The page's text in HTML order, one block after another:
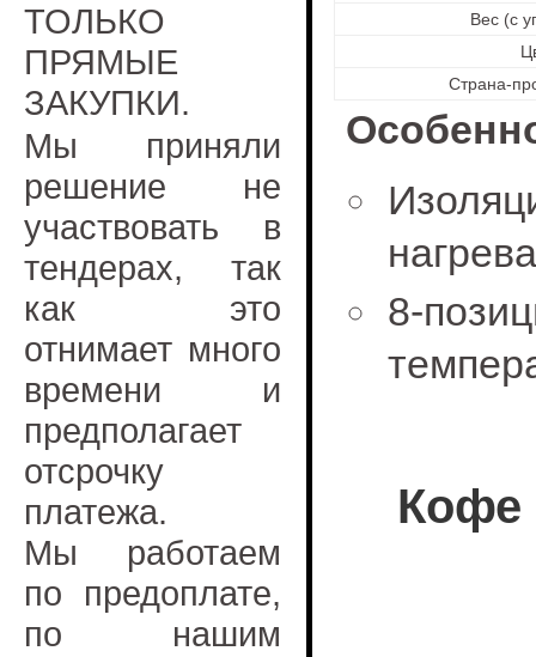
ТОЛЬКО
ПРЯМЫЕ
ЗАКУПКИ.
Мы приняли
решение не
участвовать в
тендерах, так
как это
отнимает много
времени и
предполагает
отсрочку
платежа.
Мы работаем
по предоплате,
по нашим
Вес (с
Страна-
8-
Кофе